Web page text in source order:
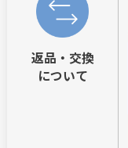
返品・交換
について